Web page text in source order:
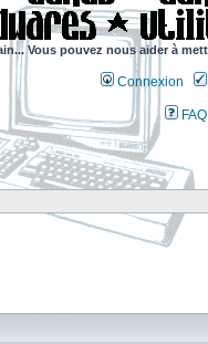
Vous pouvez nous aider à
Connexion
FAQ